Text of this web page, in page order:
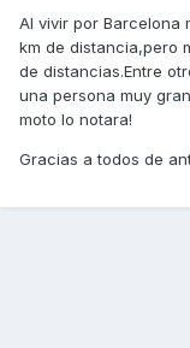
Al vivir por Barcelona
km de distancia,pero
de distancias.Entre
una persona muy
moto lo notara!
Gracias a todos de